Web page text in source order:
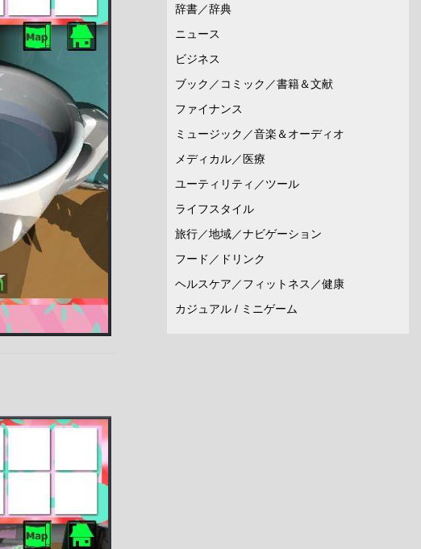
辞書／辞典
ニュース
ビジネス
ブック／コミック／書籍＆文献
ファイナンス
ミュージック／音楽＆オーディオ
メディカル／医療
ユーティリティ／ツール
ライフスタイル
旅行／地域／ナビゲーション
フード／ドリンク
ヘルスケア／フィットネス／健康
カジュアル / ミニゲーム